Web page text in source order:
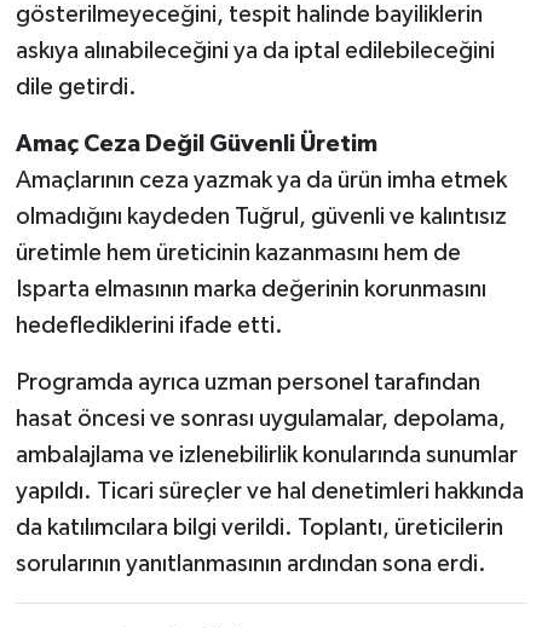
gösterilmeyeceğini, tespit halinde bayiliklerin
askıya alınabileceğini ya da iptal edilebileceğini
dile getirdi.
Amaç Ceza Değil Güvenli Üretim
Amaçlarının ceza yazmak ya da ürün imha etmek
olmadığını kaydeden Tuğrul, güvenli ve kalıntısız
üretimle hem üreticinin kazanmasını hem de
Isparta elmasının marka değerinin korunmasını
hedeflediklerini ifade etti.
Programda ayrıca uzman personel tarafından
hasat öncesi ve sonrası uygulamalar, depolama,
ambalajlama ve izlenebilirlik konularında sunumlar
yapıldı. Ticari süreçler ve hal denetimleri hakkında
da katılımcılara bilgi verildi. Toplantı, üreticilerin
sorularının yanıtlanmasının ardından sona erdi.